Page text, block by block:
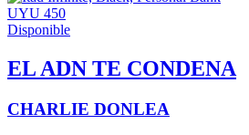
UYU 450
Disponible
EL ADN TE CONDENA
CHARLIE DONLEA